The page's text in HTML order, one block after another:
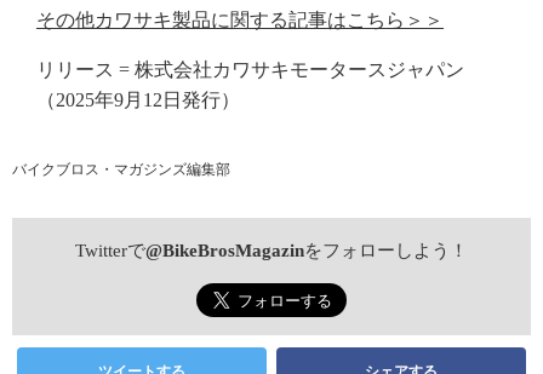
その他カワサキ製品に関する記事はこちら＞＞
リリース = 株式会社カワサキモータースジャパン
（2025年9月12日発行）
バイクブロス・マガジンズ編集部
Twitterで@BikeBrosMagazinをフォローしよう！